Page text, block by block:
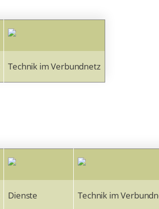
Technik im Verbundnetz
Dienste Technik im